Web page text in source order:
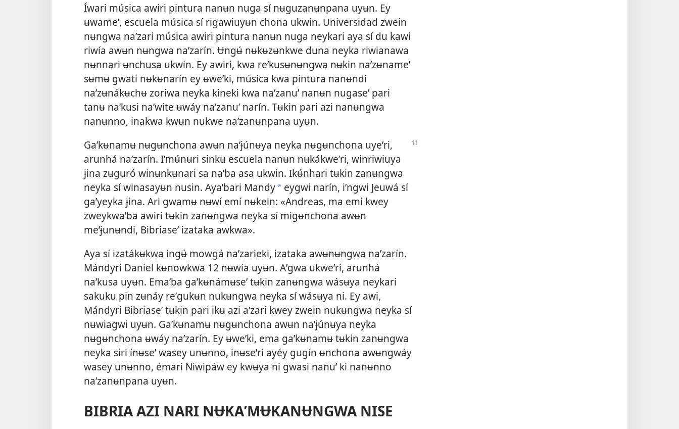
Íwari música awiri pintura nanʉn nuga sí nʉguzanʉnpana uyʉn. Ey
ʉwameʼ, escuela música sí rigawiuyʉn chona ukwin. Universidad zwein
nʉngwa naʼzari música awiri pintura nanʉn nuga neykari aya sí du kawi
riwía awʉn nʉngwa naʼzarín. Ʉngʉ́ nʉkʉzʉnkwe duna neyka riwianawa
nʉnnari ʉnchusa ukwin. Ey awiri, kwa reʼkusʉnʉngwa nʉkin naʼzʉnameʼ
sʉmʉ gwati nʉkʉnarín ey ʉweʼki, música kwa pintura nanʉndi
naʼzʉnákʉchʉ zoriwa neyka kineki kwa naʼzanuʼ nanʉn nugaseʼ pari
tanʉ naʼkusi naʼwite ʉwáy naʼzanuʼ narín. Tʉkin pari azi nanʉngwa
nanʉnno, inakwa kwʉn nukwe naʼzanʉnpana uyʉn.
Gaʼkʉnamʉ nʉgʉnchona awʉn naʼɉúnʉya neyka nʉgʉnchona uyeʼri,
arunhá naʼzarín. Iʼmʉ́nʉri sinkʉ escuela nanʉn nʉkákweʼri, winriwiuya
ɉina zʉguró winʉnkʉnari sa naʼba asa ukwin. Ikʉ́nhari tʉkin zanʉngwa
neyka sí winasayʉn nusin. Ayaʼbari Mandya eygwi narín, iʼngwi Jeuwá sí
gaʼyeyka ɉina. Ari gwamʉ nʉwí emí nʉkein: «Andreas, ma emi kwey
zweykwaʼba awiri tʉkin zanʉngwa neyka sí migʉnchona awʉn
meʼɉunʉndi, Bibriaseʼ izataka awkwa».
Aya sí izatákʉkwa ingʉ́ mowgá naʼzarieki, izataka awʉnʉngwa naʼzarín.
Mándyri Daniel kʉnowkwa 12 nʉwía uyʉn. Aʼgwa ukweʼri, arunhá
naʼkusa uyʉn. Emaʼba gaʼkʉnámʉseʼ tʉkin zanʉngwa wásʉya neykari
sakuku pin zʉnáy reʼgukʉn nukʉngwa neyka sí wásʉya ni. Ey awi,
Mándyri Bibriaseʼ tʉkin pari ikʉ azi aʼzari kwey zwein nukʉngwa neyka sí
nʉwiagwi uyʉn. Gaʼkʉnamʉ nʉgʉnchona awʉn naʼɉúnʉya neyka
nʉgʉnchona ʉwáy naʼzarín. Ey ʉweʼki, ema gaʼkʉnamʉ tʉkin zanʉngwa
neyka siri ínʉseʼ wasey unʉnno, inʉseʼri ayéy gugín ʉnchona awʉngwáy
wasey unʉnno, émari Niwipáw ey kwʉya ni gwasi nanuʼ ki nanʉnno
naʼzanʉnpana uyʉn.
BIBRIA AZI NARI NɄKAʼMɄKANɄNGWA NISE